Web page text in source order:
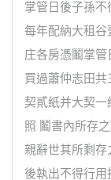
掌管日後子孫
每年配納大租谷
庄各房憑鬮掌
買過蕭仲志田
契貳紙并大契
照 鬮書內所存
親辭世其所剩存
後執出不得行用